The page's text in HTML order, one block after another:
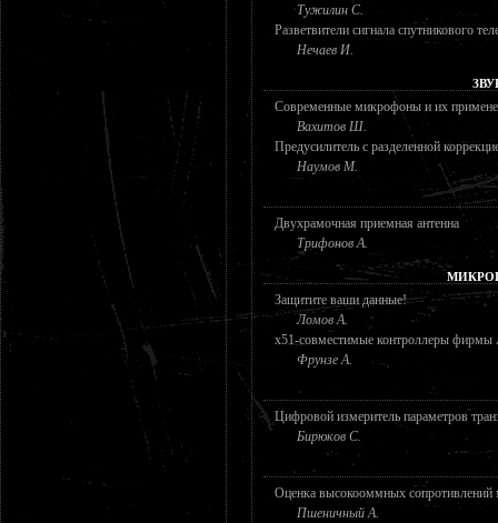
Тужилин С.
Разветвители сигнала спутникового
Нечаев И.
Современные микрофоны и их
Вахитов Ш.
Предусилитель с разделенной
Наумов М.
Двухрамочная приемная антенна
Трифонов А.
Защитите ваши данные!
Ломов А.
х51-совместимые контроллеры фирмы
Фрунзе А.
Цифровой измеритель параметров
Бирюков С.
Оценка высокооммных сопротивлений
Пшеничный А.